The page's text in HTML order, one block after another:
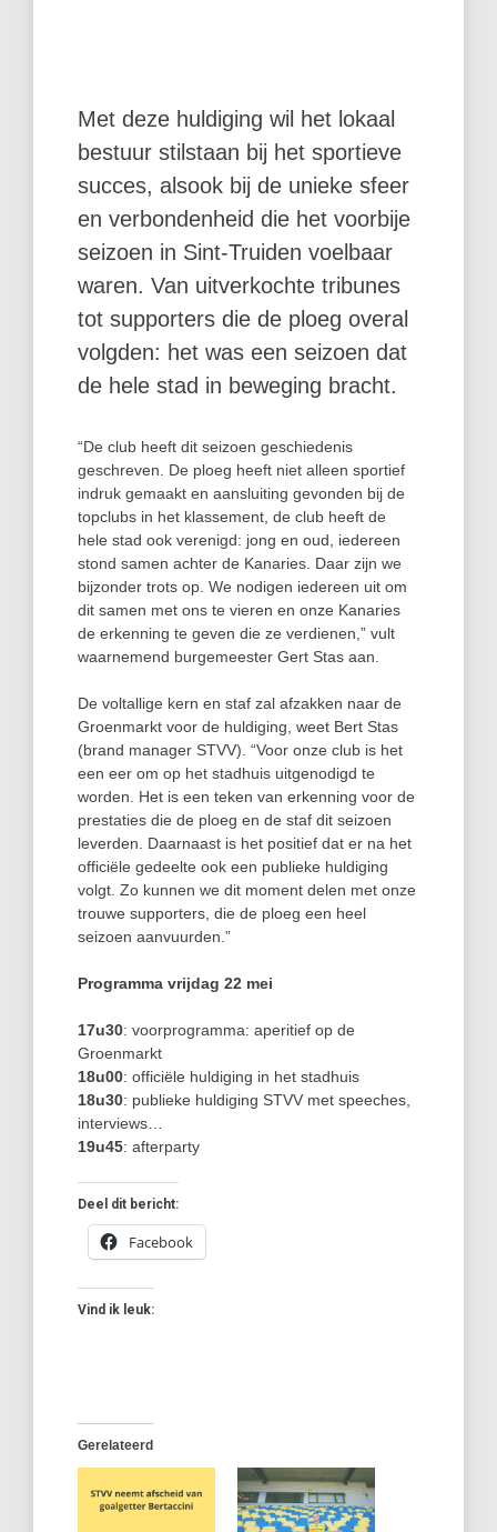
Met deze huldiging wil het lokaal
bestuur stilstaan bij het sportieve
succes, alsook bij de unieke sfeer
en verbondenheid die het voorbije
seizoen in Sint-Truiden voelbaar
waren. Van uitverkochte tribunes
tot supporters die de ploeg overal
volgden: het was een seizoen dat
de hele stad in beweging bracht.
“De club heeft dit seizoen geschiedenis
geschreven. De ploeg heeft niet alleen sportief
indruk gemaakt en aansluiting gevonden bij de
topclubs in het klassement, de club heeft de
hele stad ook verenigd: jong en oud, iedereen
stond samen achter de Kanaries. Daar zijn we
bijzonder trots op. We nodigen iedereen uit om
dit samen met ons te vieren en onze Kanaries
de erkenning te geven die ze verdienen,” vult
waarnemend burgemeester Gert Stas aan.
De voltallige kern en staf zal afzakken naar de
Groenmarkt voor de huldiging, weet Bert Stas
(brand manager STVV). “Voor onze club is het
een eer om op het stadhuis uitgenodigd te
worden. Het is een teken van erkenning voor de
prestaties die de ploeg en de staf dit seizoen
leverden. Daarnaast is het positief dat er na het
officiële gedeelte ook een publieke huldiging
volgt. Zo kunnen we dit moment delen met onze
trouwe supporters, die de ploeg een heel
seizoen aanvuurden.”
Programma vrijdag 22 mei
17u30: voorprogramma: aperitief op de
Groenmarkt
18u00: officiële huldiging in het stadhuis
18u30: publieke huldiging STVV met speeches,
interviews…
19u45: afterparty
Deel dit bericht:
Facebook
Vind ik leuk:
Gerelateerd